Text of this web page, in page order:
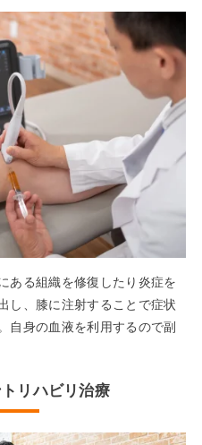
ある組織を修復したり炎症を
し、膝に注射することで症状
自身の血液を利用するので副
リハビリ治療